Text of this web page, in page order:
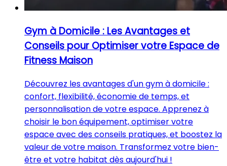
Gym à Domicile : Les Avantages et
Conseils pour Optimiser votre Espace de
Fitness Maison
Découvrez les avantages d'un gym à domicile :
confort, flexibilité, économie de temps, et
personnalisation de votre espace. Apprenez à
choisir le bon équipement, optimiser votre
espace avec des conseils pratiques, et boostez la
valeur de votre maison. Transformez votre bien-
être et votre habitat dès aujourd'hui !